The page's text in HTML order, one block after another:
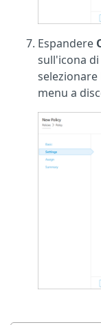
Espandere
sull'icona
selezionare
menu a